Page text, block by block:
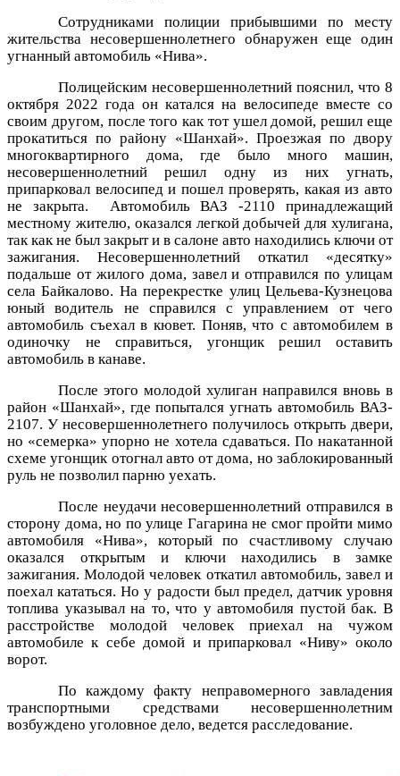
Сотрудниками полиции прибывшими по месту
жительства несовершеннолетнего обнаружен еще один
угнанный автомобиль «Нива».
Полицейским несовершеннолетний пояснил, что 8
октября 2022 года он катался на велосипеде вместе со
своим другом, после того как тот ушел домой, решил еще
прокатиться по району «Шанхай». Проезжая по двору
многоквартирного дома, где было много машин,
несовершеннолетний решил одну из них угнать,
припарковал велосипед и пошел проверять, какая из авто
не закрыта. Автомобиль ВАЗ -2110 принадлежащий
местному жителю, оказался легкой добычей для хулигана,
так как не был закрыт и в салоне авто находились ключи от
зажигания. Несовершеннолетний откатил «десятку»
подальше от жилого дома, завел и отправился по улицам
села Байкалово. На перекрестке улиц Цельева-Кузнецова
юный водитель не справился с управлением от чего
автомобиль съехал в кювет. Поняв, что с автомобилем в
одиночку не справиться, угонщик решил оставить
автомобиль в канаве.
После этого молодой хулиган направился вновь в
район «Шанхай», где попытался угнать автомобиль ВАЗ-
2107. У несовершеннолетнего получилось открыть двери,
но «семерка» упорно не хотела сдаваться. По накатанной
схеме угонщик отогнал авто от дома, но заблокированный
руль не позволил парню уехать.
После неудачи несовершеннолетний отправился в
сторону дома, но по улице Гагарина не смог пройти мимо
автомобиля «Нива», который по счастливому случаю
оказался открытым и ключи находились в замке
зажигания. Молодой человек откатил автомобиль, завел и
поехал кататься. Но у радости был предел, датчик уровня
топлива указывал на то, что у автомобиля пустой бак. В
расстройстве молодой человек приехал на чужом
автомобиле к себе домой и припарковал «Ниву» около
ворот.
По каждому факту неправомерного завладения
транспортными средствами несовершеннолетним
возбуждено уголовное дело, ведется расследование.